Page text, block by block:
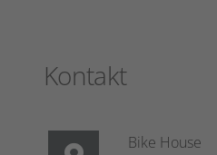
Kontakt
Bike House